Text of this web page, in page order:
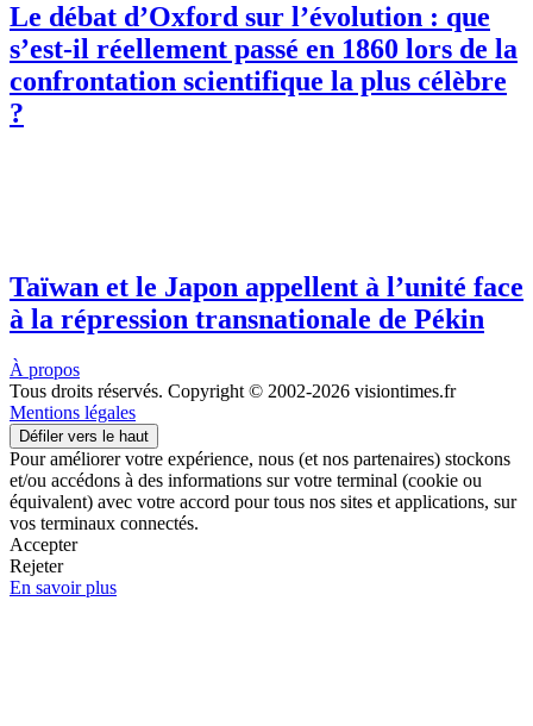
Le débat d’Oxford sur l’évolution : que
s’est-il réellement passé en 1860 lors de la
confrontation scientifique la plus célèbre
?
Taïwan et le Japon appellent à l’unité face
à la répression transnationale de Pékin
À propos
Tous droits réservés. Copyright © 2002-2026 visiontimes.fr
Mentions légales
Défiler vers le haut
Pour améliorer votre expérience, nous (et nos partenaires) stockons
et/ou accédons à des informations sur votre terminal (cookie ou
équivalent) avec votre accord pour tous nos sites et applications, sur
vos terminaux connectés.
Accepter
Rejeter
En savoir plus